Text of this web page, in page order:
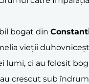
bogat din
vieții
lumi, ci au folosit
au crescut sub